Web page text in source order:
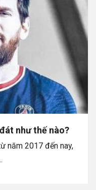
như thế nào?
năm 2017 đến nay,